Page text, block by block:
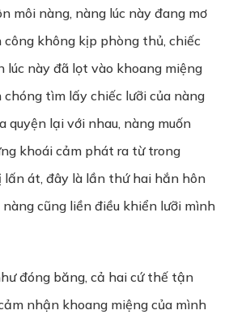
môi nàng, nàng lúc này đang mơ
không kịp phòng thủ, chiếc
lúc này đã lọt vào khoang miệng
chóng tìm lấy chiếc lưỡi của nàng
quyện lại với nhau, nàng muốn
khoái cảm phát ra từ trong
lấn át, đây là lần thứ hai hắn hôn
cũng liền điều khiển lưỡi mình
đóng băng, cả hai cứ thế tận
nhận khoang miệng của mình